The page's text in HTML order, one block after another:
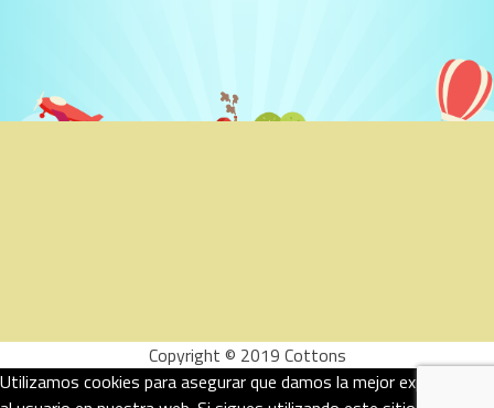
Copyright © 2019 Cottons
Utilizamos cookies para asegurar que damos la mejor experiencia